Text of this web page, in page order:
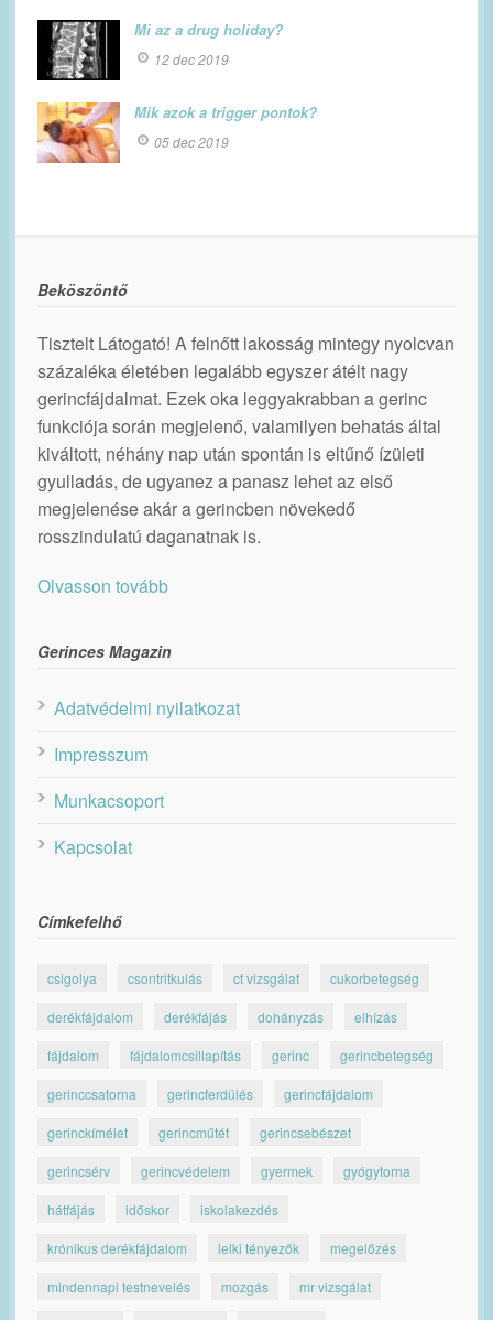
Mi az a drug holiday?
12 dec 2019
Mik azok a trigger pontok?
05 dec 2019
Beköszöntő
Tisztelt Látogató! A felnőtt lakosság mintegy nyolcvan
százaléka életében legalább egyszer átélt nagy
gerincfájdalmat. Ezek oka leggyakrabban a gerinc
funkciója során megjelenő, valamilyen behatás által
kiváltott, néhány nap után spontán is eltűnő ízületi
gyulladás, de ugyanez a panasz lehet az első
megjelenése akár a gerincben növekedő
rosszindulatú daganatnak is.
Olvasson tovább
Gerinces Magazin
Adatvédelmi nyilatkozat
Impresszum
Munkacsoport
Kapcsolat
Címkefelhő
csigolya csontritkulás ct vizsgálat cukorbetegség
derékfájdalom derékfájás dohányzás elhízás
fájdalom fájdalomcsillapítás gerinc gerincbetegség
gerinccsatorna gerincferdülés gerincfájdalom
gerinckímélet gerincműtét gerincsebészet
gerincsérv gerincvédelem gyermek gyógytorna
hátfájás időskor iskolakezdés
krónikus derékfájdalom lelki tényezők megelőzés
mindennapi testnevelés mozgás mr vizsgálat